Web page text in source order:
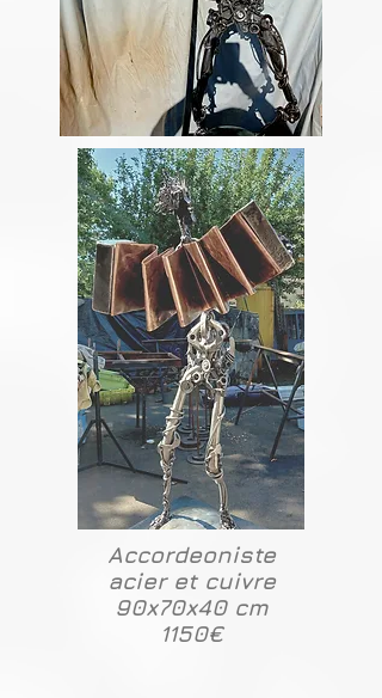
Accordeoniste
acier et cuivre
90x70x40 cm
1150€